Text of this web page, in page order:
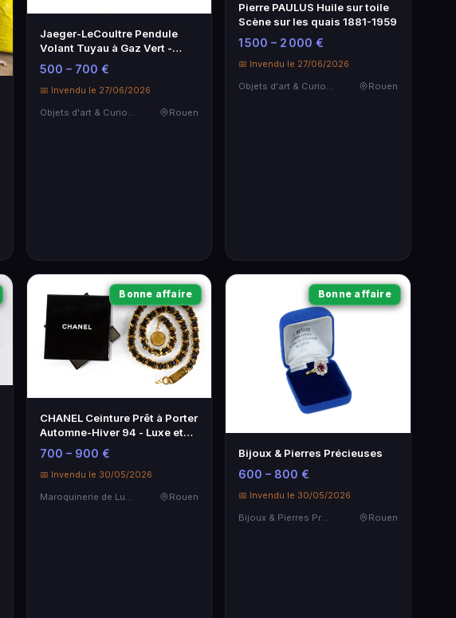
Jaeger-LeCoultre Pendule
Volant Tuyau à Gaz Vert -
Élégance Horlogère
500 – 700 €
📅 Invendu le 27/06/2026
Objets d'art & Curiosités
Rouen
Pierre PAULUS Huile sur toile
Scène sur les quais 1881-1959
1 500 – 2 000 €
📅 Invendu le 27/06/2026
Objets d'art & Curiosités
Rouen
Bonne affaire
CHANEL Ceinture Prêt à Porter
Automne-Hiver 94 - Luxe et
Élégance
700 – 900 €
📅 Invendu le 30/05/2026
Maroquinerie de Luxe
Rouen
Bonne affaire
Bijoux & Pierres Précieuses
600 – 800 €
📅 Invendu le 30/05/2026
Rouen